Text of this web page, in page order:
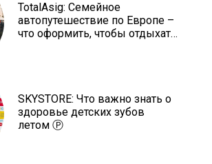
TotalAsig: Семейное
автопутешествие по Европе –
что оформить, чтобы отдыхать
SKYSTORE: Что важно знать о
здоровье детских зубов
летом Ⓟ